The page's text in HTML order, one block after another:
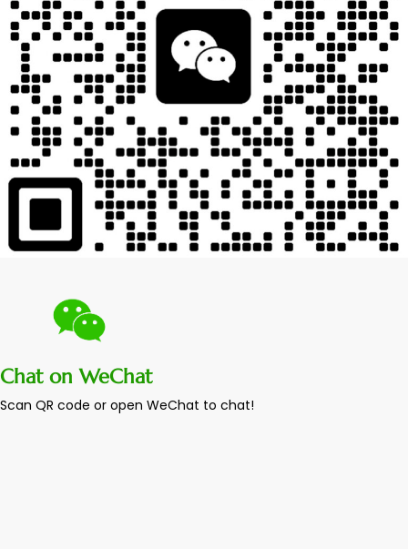
Chat on WeChat
Scan QR code or open WeChat to chat!